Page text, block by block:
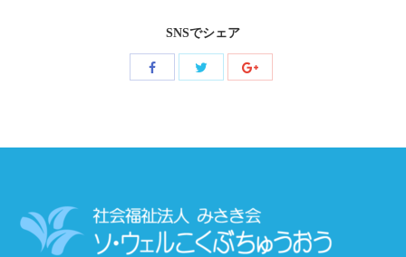
SNSでシェア